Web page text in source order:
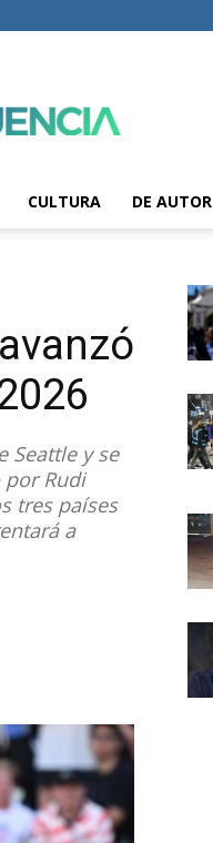
CULTURA DE AUTOR
Seattle y se
Rudi
tres países
a